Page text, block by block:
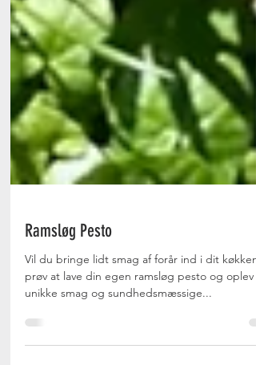
Ramsløg Pesto
Vil du bringe lidt smag af forår ind i dit køkken,
prøv at lave din egen ramsløg pesto og oplev